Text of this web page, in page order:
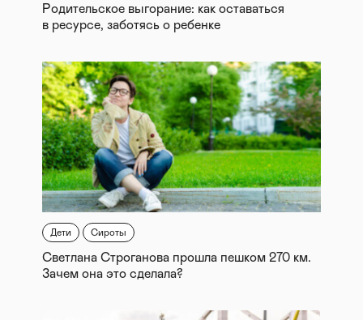
Родительское выгорание: как оставаться
в ресурсе, заботясь о ребенке
Дети Сироты
Светлана Строганова прошла пешком 270 км.
Зачем она это сделала?